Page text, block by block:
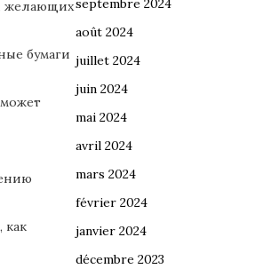
желающих
бумаги
как
septembre 2024
août 2024
juillet 2024
juin 2024
mai 2024
avril 2024
mars 2024
février 2024
janvier 2024
décembre 2023